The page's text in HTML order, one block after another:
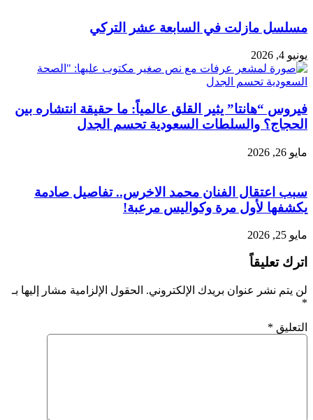
مسلسل مازلت في السابعة عشر التركي
يونيو 4, 2026
فيروس “هانتا” يثير القلق عالمياً: ما حقيقة انتشاره بين
الحجاج؟ والسلطات السعودية تحسم الجدل
مايو 26, 2026
سبب اعتقال الفنان محمد الاخرس.. تفاصيل صادمة
يكشفها لأول مرة وكواليس مرعبة!
مايو 25, 2026
اترك تعليقاً
لن يتم نشر عنوان بريدك الإلكتروني. الحقول الإلزامية مشار إليها بـ
*
التعليق *